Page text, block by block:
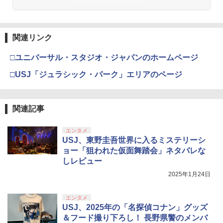
関連リンク
□ユニバーサル・スタジオ・ジャパンのホームページ
□USJ「ジュラシック・パーク」エリアのページ
関連記事
エンタメ
USJ、東野圭吾世界に入るミステリーシ
ョー「狙われた仮面舞踏会」ネタバレな
しレビュー
2025年1月24日
エンタメ
USJ、2025年の「名探偵コナン」グッズ
＆フード撮り下ろし！ 長野県警のメンバ